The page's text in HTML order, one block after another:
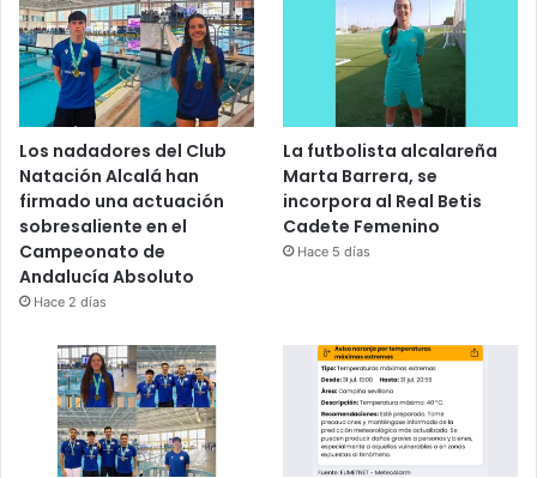
Los nadadores del Club
Natación Alcalá han
firmado una actuación
sobresaliente en el
Campeonato de
Andalucía Absoluto
Hace 2 días
La futbolista alcalareña
Marta Barrera, se
incorpora al Real Betis
Cadete Femenino
Hace 5 días